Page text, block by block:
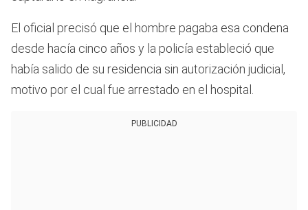
El oficial precisó que el hombre pagaba esa condena
desde hacía cinco años y la policía estableció que
había salido de su residencia sin autorización judicial,
motivo por el cual fue arrestado en el hospital.
PUBLICIDAD